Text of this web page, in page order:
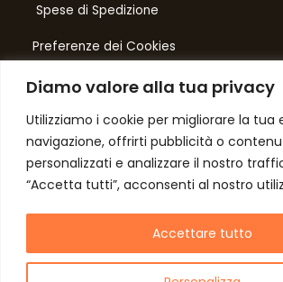
Diamo valore alla tua privacy
Utilizziamo i cookie per migliorare la tua
navigazione, offrirti pubblicità o
personalizzati e analizzare il nostro
“Accetta tutti”, acconsenti al nostro
Accettare tutto
Spese di Spedizione
Preferenze dei Cookies
Number One
di Domenico Toccacieli
Via G. Mazzini 5/C
61033 FERMIGNANO PU
C.F. TCCDNC64A31D541L
di sconto, solo per te
Iscriviti per ricevere il tuo sconto
e offerte!